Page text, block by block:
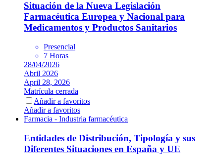
Situación de la Nueva Legislación
Farmacéutica Europea y Nacional para
Medicamentos y Productos Sanitarios
Presencial
7 Horas
28/04/2026
Abril 2026
April 28, 2026
Matrícula cerrada
Añadir a favoritos
Añadir a favoritos
Farmacia - Industria farmacéutica
Entidades de Distribución, Tipología y sus
Diferentes Situaciones en España y UE